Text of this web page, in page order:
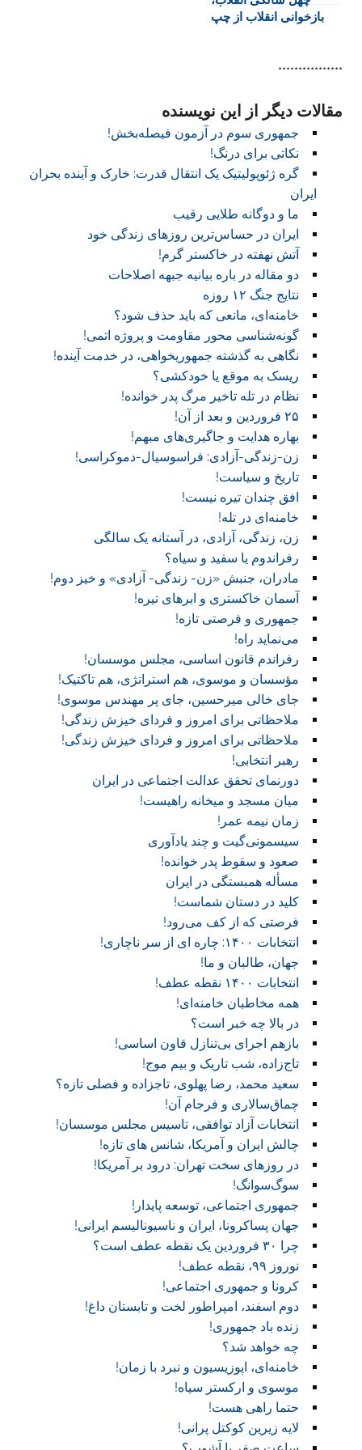
بازخوانی انقلاب از چپ
****************
مقالات دیگر از این نویسنده
جمهوری سوم در آزمون فیصله‌بخش!
نکاتی برای درنگ!
گره ژئوپولیتیک یک انتقال قدرت: خارک و آینده بحران
ایران
ما و دوگانه طلایی رقیب
ایران در حساس‌ترین روزهای زندگی خود
آتش نهفته در خاکستر گرم!
دو مقاله در باره بیانیه جبهه اصلاحات
نتایج جنگ ۱۲ روزه
خامنه‌ای، مانعی که باید حذف شود؟
گونه‌شناسی محور مقاومت و پروژه اتمی!
نگاهی به گذشته جمهوریخواهی، در خدمت آینده!
ریسک به موقع یا خودکشی؟
نظام در تله تاخیر مرگ پدر خوانده!
۲۵ فروردین و بعد از آن!
بهاره هدایت و جاگیری‌های مبهم!
زن-زندگی-آزادی: فراسوسیال-دموکراسی!
تاریخ و سیاست!
افق چندان تیره نیست!
خامنه‌ای در تله!
زن، زندگی، آزادی، در آستانه یک سالگی
رفراندوم یا سفید و سیاه؟
مادران، جنبش «زن- زندگی- آزادی» و خیز دوم!
آسمان خاکستری و ابر‌های تیره!
جمهوری و فرصتی تازه!
می‌نماید راه!
رفراندم قانون اساسی، مجلس موسسان!
مؤسسان و موسوی، هم استراتژی، هم تاکتیک!
جای خالی میرحسین، جای پر مهندس موسوی!
ملاحظاتی برای امروز و فردای خیزش زندگی!
ملاحظاتی برای امروز و فردای خیزش زندگی!
رهبر انتخابی!
دورنمای تحقق عدالت اجتماعی در ایران
میان مسجد و میخانه راهیست!‏
زمان نیمه عمر!‏
سیسمونی‌گیت و چند یادآوری
صعود و سقوط پدر خوانده!‏
مسأله همبستگی در ایران
کلید در دستان شماست!‏
فرصتی که از کف می‌رود!
انتخابات ۱۴۰۰: چاره ای از سر ناچاری!
جهان، طالبان و ما!
انتخابات ۱۴۰۰ نقطه عطف!‏
همه مخاطبان خامنه‌ای!
در بالا چه خبر است؟‎ ‎
بازهم اجرای بی‌تنازل قاون اساسی!
تاج‌زاده، شب تاریک و بیم موج!
سعید محمد، رضا پهلوی، تاجزاده و فصلی تازه؟
چماق‌سالاری و فرجام آن!‏
انتخابات آزاد توافقی، تاسیس مجلس موسسان!‏
چالش ایران و آمریکا، شانس های تازه!
در روز‌های سخت تهران: درود بر آمریکا!
سوگ‌‌سوانگ!‏
جمهوری اجتماعی، توسعه پایدار!
جهان پساکرونا، ایران و ناسیونالیسم ایرانی!
چرا ۳۰ فروردین یک نقطه عطف است؟
نوروز ۹۹، نقطه عطف!‏
کرونا و جمهوری اجتماعی!‏
دوم اسفند، امپراطور لخت و تابستان داغ!
زنده باد جمهوری!
چه خواهد شد؟
خامنه‌ای، اپوزیسیون و نبرد با زمان!
موسوی و ارکستر سیاه!
حتما راهی هست!
لایه زیرین کوکتل پرانی!